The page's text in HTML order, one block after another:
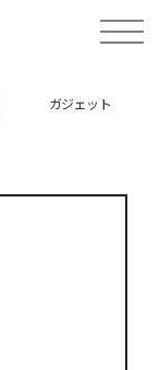
toggle
ガジェット